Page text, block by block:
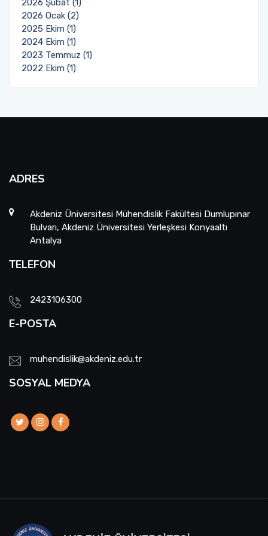
2026 Şubat (1)
2026 Ocak (2)
2025 Ekim (1)
2024 Ekim (1)
2023 Temmuz (1)
2022 Ekim (1)
ADRES
Akdeniz Üniversitesi Mühendislik Fakültesi Dumlupınar
Bulvarı, Akdeniz Üniversitesi Yerleşkesi Konyaaltı
Antalya
TELEFON
2423106300
E-POSTA
muhendislik@akdeniz.edu.tr
SOSYAL MEDYA
Önceki Dekanlarımız
Mühendislik Fakültesi Komisyonları
Malzeme Bilimi ve Mühendisliği
Yapay Zeka ve Veri Mühendisliği
Farabi
Mevlana